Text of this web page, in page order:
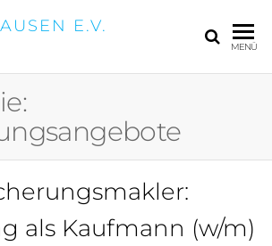
MENÜ
als Kaufmann (w/m)